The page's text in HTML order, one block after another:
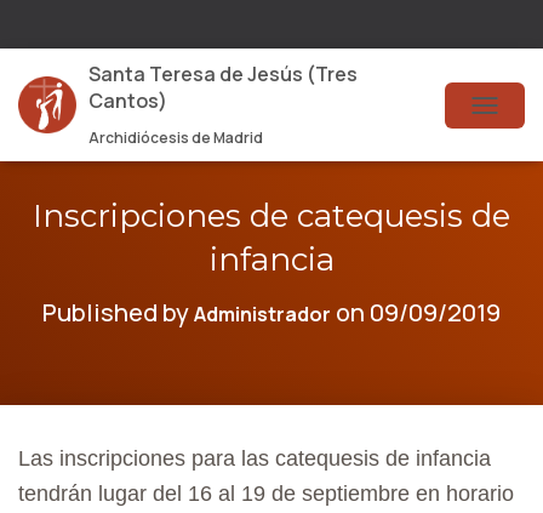
Santa Teresa de Jesús (Tres
Cantos)
Archidiócesis de Madrid
T
O
G
E
A
I
Inscripciones de catequesis de
infancia
Published byAdministrador on 09/09/2019
Las inscripciones para las catequesis de infancia
tendrán lugar del 16 al 19 de septiembre en horario